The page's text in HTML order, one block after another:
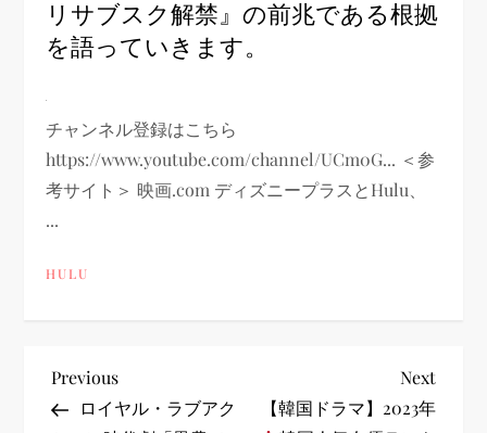
リサブスク解禁』の前兆である根拠
を語っていきます。
チャンネル登録はこちら
https://www.youtube.com/channel/UCm0G... ＜参
考サイト＞ 映画.com ディズニープラスとHulu、
...
HULU
投
Previous
Post
Previous
ロイヤル・ラブアク
Next
Post
Next
【韓国ドラマ】2023年